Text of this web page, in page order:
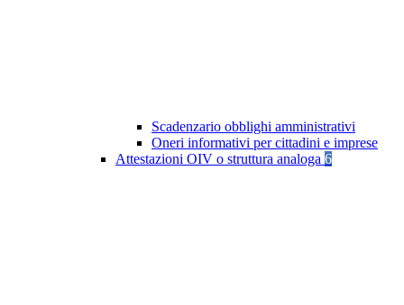
Scadenzario obblighi amministrativi
Oneri informativi per cittadini e imprese
Attestazioni OIV o struttura analoga 6